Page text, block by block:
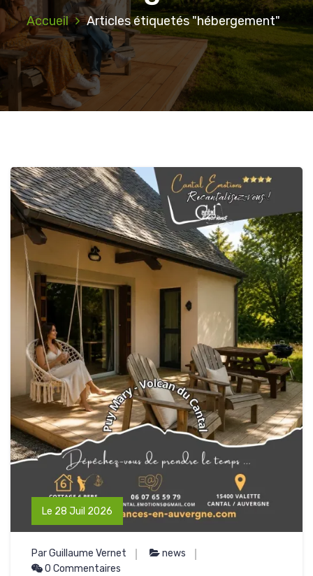
Accueil Articles étiquetés "hébergement"
Le 28 Juil 2026
Par Guillaume Vernet
news
0 Commentaires